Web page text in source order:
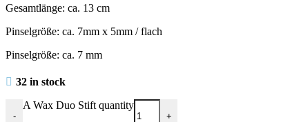
Gesamtlänge: ca. 13 cm
Pinselgröße: ca. 7mm x 5mm / flach
Pinselgröße: ca. 7 mm
32 in stock
-
A Wax Duo Stift quantity
+